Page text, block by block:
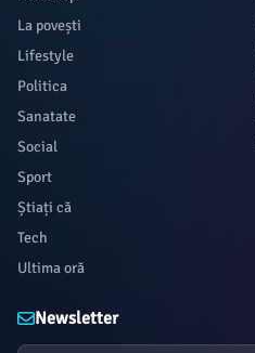
La povești
Lifestyle
Politica
Sanatate
Social
Sport
Știați că
Tech
Ultima oră
Newsletter